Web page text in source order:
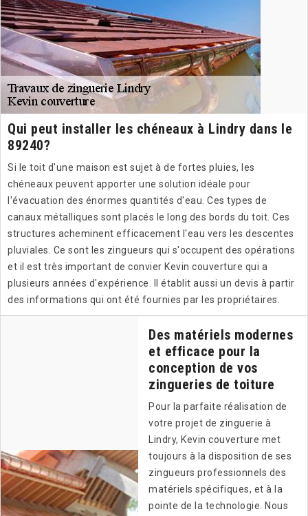
Qui peut installer les chéneaux à Lindry dans le
89240?
Si le toit d'une maison est sujet à de fortes pluies, les
chéneaux peuvent apporter une solution idéale pour
l'évacuation des énormes quantités d'eau. Ces types de
canaux métalliques sont placés le long des bords du toit. Ces
structures acheminent efficacement l'eau vers les descentes
pluviales. Ce sont les zingueurs qui s'occupent des opérations
et il est très important de convier Kevin couverture qui a
plusieurs années d'expérience. Il établit aussi un devis à partir
des informations qui ont été fournies par les propriétaires.
Des matériels modernes
et efficace pour la
conception de vos
zingueries de toiture
Pour la parfaite réalisation de
votre projet de zinguerie à
Lindry, Kevin couverture met
toujours à la disposition de ses
zingueurs professionnels des
matériels spécifiques, et à la
pointe de la technologie. Nous